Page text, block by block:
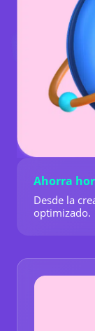
Ahorra
Desde la
optimizado.